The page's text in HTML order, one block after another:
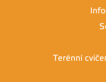
Terénní